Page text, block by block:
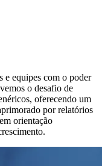
e equipes com o poder
o desafio de
oferecendo um
por relatórios
orientação